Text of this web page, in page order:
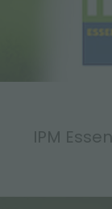
IPM Essen